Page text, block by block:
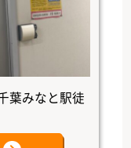
葉みなと駅徒